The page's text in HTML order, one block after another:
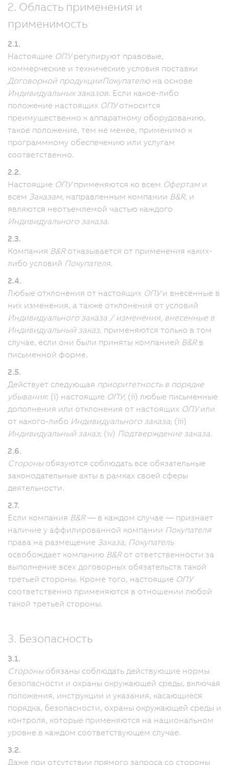
2. Область применения и
применимость
2.1.
Настоящие ОПУрегулируют правовые,
коммерческие и технические условия поставки
Договорной продукцииПокупателю на основе
Индивидуальных заказов. Если какое-либо
положение настоящих ОПУотносится
преимущественно к аппаратному оборудованию,
такое положение, тем не менее, применимо к
программному обеспечению или услугам
соответственно.
2.2.
Настоящие ОПУприменяются ко всем Офертам и
всем Заказам, направленным компании B&R, и
являются неотъемлемой частью каждого
Индивидуального заказа.
2.3.
Компания B&Rотказывается от применения каких-
либо условий Покупателя.
2.4.
Любые отклонения от настоящих ОПУи внесенные в
них изменения, а также отклонения от условий
Индивидуального заказа / изменения, внесенные в
Индивидуальный заказ, применяются только в том
случае, если они были приняты компанией B&Rв
письменной форме.
2.5.
Действует следующая приоритетность в порядке
убывания: (i) настоящие ОПУ; (ii) любые письменные
дополнения или отклонения от настоящих ОПУили
от какого-либо Индивидуального заказа; (iii)
Индивидуальный заказ; (iv) Подтверждение заказа.
2.6.
Стороныобязуются соблюдать все обязательные
законодательные акты в рамках своей сферы
деятельности.
2.7.
Если компания B&R— в каждом случае — признает
наличие у аффилированной компании Покупателя
права на размещение Заказа, Покупатель
освобождает компанию B&Rот ответственности за
выполнение всех договорных обязательств такой
третьей стороны. Кроме того, настоящие ОПУ
соответственно применяются в отношении любой
такой третьей стороны.
3. Безопасность
3.1.
Стороныобязаны соблюдать действующие нормы
безопасности и охраны окружающей среды, включая
положения, инструкции и указания, касающиеся
порядка, безопасности, охраны окружающей среды и
контроля, которые применяются на национальном
уровне в каждом соответствующем случае.
3.2.
Даже при отсутствии прямого запроса со стороны